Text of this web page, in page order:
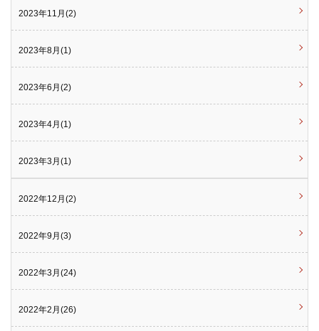
2023年11月(2)
2023年8月(1)
2023年6月(2)
2023年4月(1)
2023年3月(1)
2022年12月(2)
2022年9月(3)
2022年3月(24)
2022年2月(26)